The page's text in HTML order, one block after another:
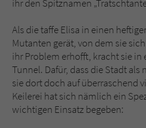
ihr den Spitznamen
Als die taffe Elisa in einen
Mutanten gerät, von dem sie
ihr Problem erhofft, kracht sie
Tunnel. Dafür, dass die Stadt
sie dort doch auf überraschend
Keilerei hat sich nämlich ein
wichtigen Einsatz begeben: